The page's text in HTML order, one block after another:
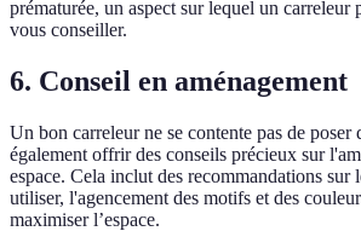
prématurée, un aspect sur lequel un carreleur
vous conseiller.
6. Conseil en aménagement
Un bon carreleur ne se contente pas de poser
également offrir des conseils précieux sur
espace. Cela inclut des recommandations sur
utiliser, l'agencement des motifs et des
maximiser l’espace.